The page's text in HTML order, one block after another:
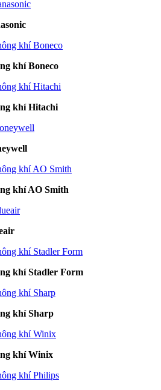
khí Boneco
khí Hitachi
khí AO Smith
khí Stadler Form
khí Sharp
khí Winix